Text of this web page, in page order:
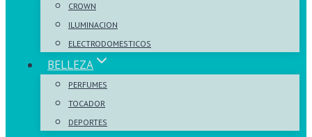
CROWN
ILUMINACION
ELECTRODOMESTICOS
BELLEZA
PERFUMES
TOCADOR
DEPORTES